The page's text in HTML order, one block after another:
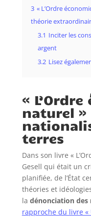
3 « L’Ordre
théorie
3.1 Inciter les
argent
3.2 Lisez
«
naturel »
terres
Dans son livre «
Gesell qui était un
planifiée, de l’État
théories et
la dénonciation des
rapproche du livre «